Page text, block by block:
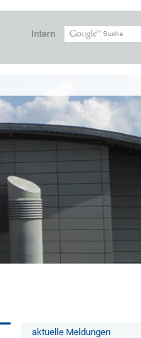
Intern
aktuelle Meldungen